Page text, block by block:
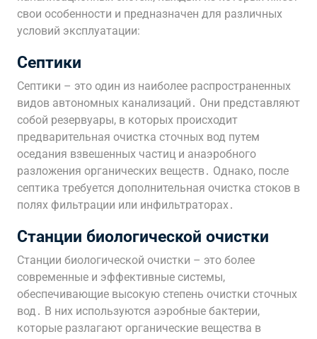
свои особенности и предназначен для различных
условий эксплуатации:
Септики
Септики – это один из наиболее распространенных
видов автономных канализаций․ Они представляют
собой резервуары, в которых происходит
предварительная очистка сточных вод путем
оседания взвешенных частиц и анаэробного
разложения органических веществ․ Однако, после
септика требуется дополнительная очистка стоков в
полях фильтрации или инфильтраторах․
Станции биологической очистки
Станции биологической очистки – это более
современные и эффективные системы,
обеспечивающие высокую степень очистки сточных
вод․ В них используются аэробные бактерии,
которые разлагают органические вещества в